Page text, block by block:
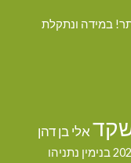
במידה ונתקלת
אלי בן דהן
בנימין נתניהו